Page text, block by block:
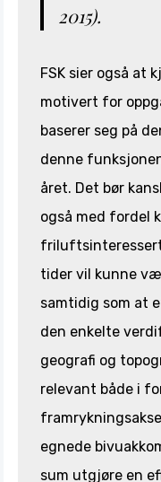
2015).
FSK sier også at
motivert for
baserer seg på
denne
året. Det bør
også med fordel
tider vil kunne
samtidig som at
den enkelte
geografi og
relevant både i
egnede
sum utgjøre en